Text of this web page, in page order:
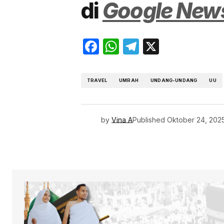
diGoogle
Facebook
WhatsApp
Telegram
TRAVEL UMRAH UNDANG-UNDANG UU
by Vina APublished Oktober 24,